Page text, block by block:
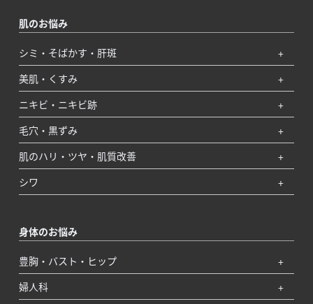
肌のお悩み
シミ・そばかす・肝斑
美肌・くすみ
ニキビ・ニキビ跡
毛穴・黒ずみ
肌のハリ・ツヤ・肌質改善
シワ
身体のお悩み
豊胸・バスト・ヒップ
婦人科